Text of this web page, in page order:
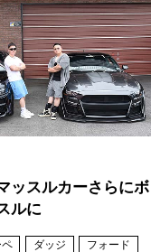
ッスルカーさらにボ
ルに
ペ ダッジ フォード